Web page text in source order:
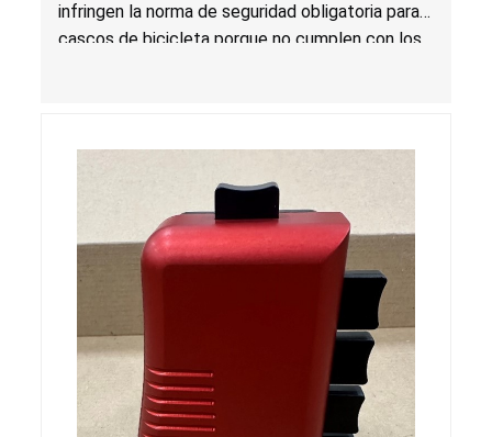
vendidos en Amazon por YooxArmor
infringen la norma de seguridad obligatoria para
cascos de bicicleta porque no cumplen con los
en caso de colisión, lo que presenta un riesgo
grave de lesión o muerte por lesión en la